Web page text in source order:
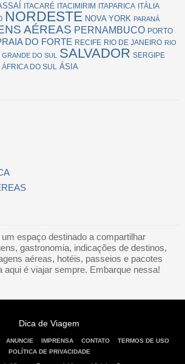
ITACARÉ ITACIMIRIM ITAPARICA ITÁLIA
NORDESTE NOVA YORK PARANÁ
AÉREAS PERNAMBUCO PORTO
DO FORTE RECIFE RIO DE JANEIRO RIO
GRANDE DO SUL SALVADOR SERGIPE
ÁFRICA DO SUL ÁSIA
espaço destinado a compartilhar
gastronomia, indicações de destinos,
aéreas, hotéis, passeios e pacotes
aqui é viajar sempre. Embarque nessa!
Dica de Viagem
ANUNCIE IMPRENSA CONTATO
TERMOS DE USO
POLÍTICA DE PRIVACIDADE